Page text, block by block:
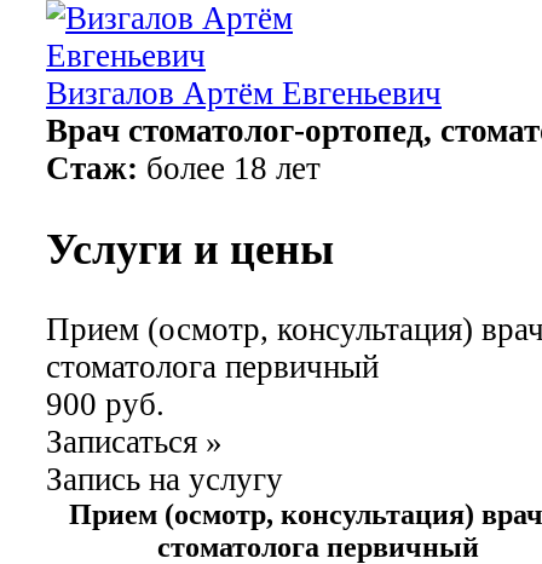
Визгалов Артём Евгеньевич
Врач стоматолог-ортопед,
Стаж: более 18 лет
Услуги и цены
Прием (осмотр, консультация)
стоматолога первичный
900 руб.
Записаться »
Запись на услугу
Прием (осмотр, консультация)
стоматолога первичный